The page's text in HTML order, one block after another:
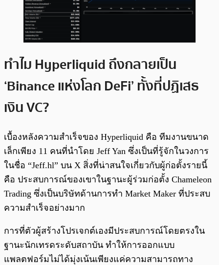
ทำไม Hyperliquid ถึงกลายเป็น
‘Binance แห่งโลก DeFi’ ทั้งที่ปฏิเสธ
เงิน VC?
เบื้องหลังความสำเร็จของ Hyperliquid คือ ทีมงานขนาด
เล็กเพียง 11 คนที่นำโดย Jeff Yan ซึ่งเป็นที่รู้จักในวงการ
ในชื่อ “Jeff.hl” บน X สิ่งที่น่าสนใจเกี่ยวกับผู้ก่อตั้งรายนี้
คือ ประสบการณ์ของเขาในฐานะผู้ร่วมก่อตั้ง Chameleon
Trading ซึ่งเป็นบริษัทด้านการทำ Market Maker ที่ประสบ
ความสำเร็จอย่างมาก
การที่ตัวผู้สร้างโปรเจกต์เองมีประสบการณ์โดยตรงใน
ฐานะนักเทรดระดับสถาบัน ทำให้การออกแบบ
แพลตฟอร์มไม่ได้มุ่งเน้นเพียงแค่ความสามารถทาง